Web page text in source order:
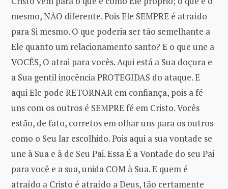
mesmo, NÃO diferente. Pois Ele SEMPRE é atraído
para Si mesmo. O que poderia ser tão semelhante a
Ele quanto um relacionamento santo? E o que une a
VOCÊS, O atrai para vocês. Aqui está a Sua doçura e
a Sua gentil inocência PROTEGIDAS do ataque. E
aqui Ele pode RETORNAR em confiança, pois a fé
uns com os outros é SEMPRE fé em Cristo. Vocês
estão, de fato, corretos em olhar uns para os outros
como o Seu lar escolhido. Pois aqui a sua vontade se
une à Sua e à de Seu Pai. Essa É a Vontade do seu Pai
para você e a sua, unida COM à Sua. E quem é
atraído a Cristo é atraído a Deus, tão certamente